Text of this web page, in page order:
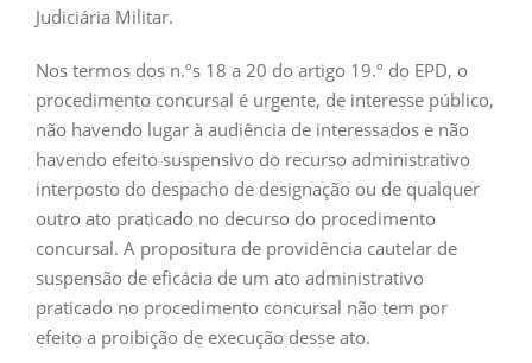
Judiciária Militar.
Nos termos dos n.ºs 18 a 20 do artigo 19.º do EPD, o
procedimento concursal é urgente, de interesse público,
não havendo lugar à audiência de interessados e não
havendo efeito suspensivo do recurso administrativo
interposto do despacho de designação ou de qualquer
outro ato praticado no decurso do procedimento
concursal. A propositura de providência cautelar de
suspensão de eficácia de um ato administrativo
praticado no procedimento concursal não tem por
efeito a proibição de execução desse ato.